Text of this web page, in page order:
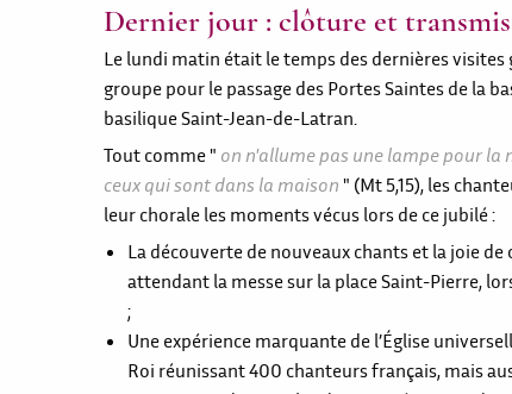
Dernier jour : clôture et
Le lundi matin était le temps des dernières
groupe pour le passage des Portes Saintes de la
basilique Saint-Jean-de-Latran.
Tout comme " on n'allume pas une lampe pour la
ceux qui sont dans la maison " (Mt 5,15), les
leur chorale les moments vécus lors de ce jubilé :
La découverte de nouveaux chants et la joie
attendant la messe sur la place Saint-Pierre,
;
Une expérience marquante de l’Église
Roi réunissant 400 chanteurs français, mais